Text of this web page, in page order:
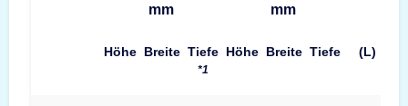
mm
mm
Höhe Breite Tiefe
*1
Höhe Breite Tiefe (L)